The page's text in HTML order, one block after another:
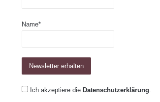
Name*
Ich akzeptiere die Datenschutzerklärung.